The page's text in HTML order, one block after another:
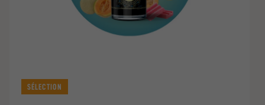
SÉLECTION